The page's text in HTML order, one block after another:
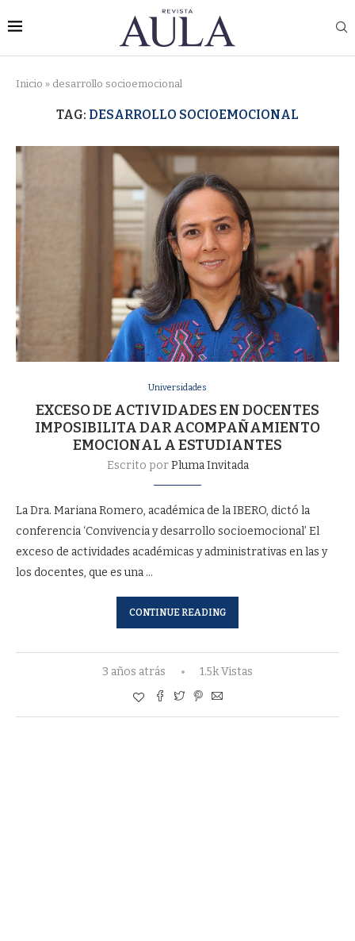
Inicio » desarrollo socioemocional
TAG: DESARROLLO SOCIOEMOCIONAL
Universidades
EXCESO DE ACTIVIDADES EN DOCENTES
IMPOSIBILITA DAR ACOMPAÑAMIENTO
EMOCIONAL A ESTUDIANTES
Escrito porPluma Invitada
La Dra. Mariana Romero, académica de la IBERO, dictó la
conferencia ‘Convivencia y desarrollo socioemocional’ El
exceso de actividades académicas y administrativas en las y
los docentes, que es una …
CONTINUE READING
3 años atrás 1.5k Vistas